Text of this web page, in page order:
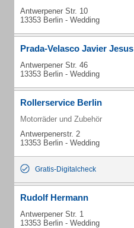
Antwerpener Str. 10
13353 Berlin - Wedding
Prada-Velasco Javier Jesus
Antwerpener Str. 46
13353 Berlin - Wedding
Rollerservice Berlin
Motorräder und Zubehör
Antwerpenerstr. 2
13353 Berlin - Wedding
Gratis-Digitalcheck
Rudolf Hermann
Antwerpener Str. 1
13353 Berlin - Wedding